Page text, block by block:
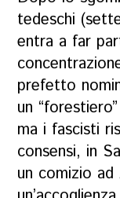
tedeschi
entra a far
prefetto
un
ma i fascisti
consensi, in
un comizio ad